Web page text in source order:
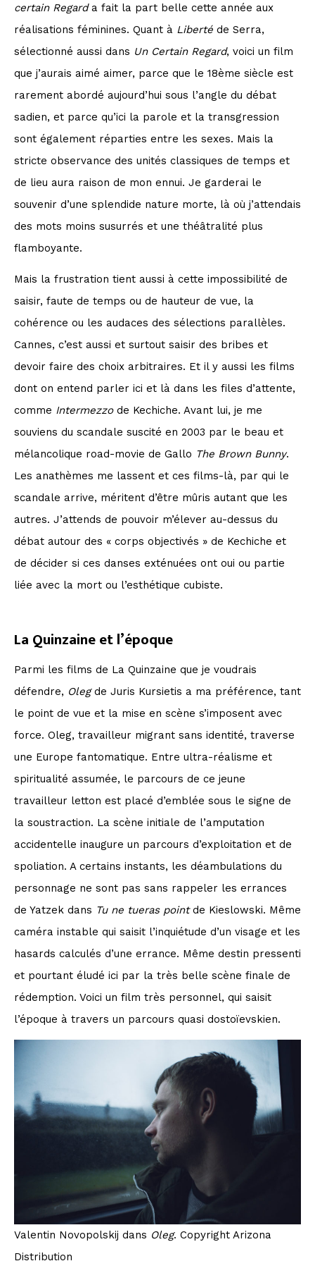
certain Regarda fait la part belle cette année aux
réalisations féminines. Quant à Liberté de Serra,
sélectionné aussi dans Un Certain Regard, voici un film
que j’aurais aimé aimer, parce que le 18ème siècle est
rarement abordé aujourd’hui sous l’angle du débat
sadien, et parce qu’ici la parole et la transgression
sont également réparties entre les sexes. Mais la
stricte observance des unités classiques de temps et
de lieu aura raison de mon ennui. Je garderai le
souvenir d’une splendide nature morte, là où j’attendais
des mots moins susurrés et une théâtralité plus
flamboyante.
Mais la frustration tient aussi à cette impossibilité de
saisir, faute de temps ou de hauteur de vue, la
cohérence ou les audaces des sélections parallèles.
Cannes, c’est aussi et surtout saisir des bribes et
devoir faire des choix arbitraires. Et il y aussi les films
dont on entend parler ici et là dans les files d’attente,
comme Intermezzode Kechiche. Avant lui, je me
souviens du scandale suscité en 2003 par le beau et
mélancolique road-movie de Gallo The Brown Bunny.
Les anathèmes me lassent et ces films-là, par qui le
scandale arrive, méritent d’être mûris autant que les
autres. J’attends de pouvoir m’élever au-dessus du
débat autour des « corps objectivés » de Kechiche et
de décider si ces danses exténuées ont oui ou partie
liée avec la mort ou l’esthétique cubiste.
La Quinzaine et l’époque
Parmi les films de La Quinzaine que je voudrais
défendre, Olegde Juris Kursietis a ma préférence, tant
le point de vue et la mise en scène s’imposent avec
force. Oleg, travailleur migrant sans identité, traverse
une Europe fantomatique. Entre ultra-réalisme et
spiritualité assumée, le parcours de ce jeune
travailleur letton est placé d’emblée sous le signe de
la soustraction. La scène initiale de l’amputation
accidentelle inaugure un parcours d’exploitation et de
spoliation. A certains instants, les déambulations du
personnage ne sont pas sans rappeler les errances
de Yatzek dans Tu ne tueras pointde Kieslowski. Même
caméra instable qui saisit l’inquiétude d’un visage et les
hasards calculés d’une errance. Même destin pressenti
et pourtant éludé ici par la très belle scène finale de
rédemption. Voici un film très personnel, qui saisit
l’époque à travers un parcours quasi dostoïevskien.
Valentin Novopolskij dans Oleg. Copyright Arizona
Distribution